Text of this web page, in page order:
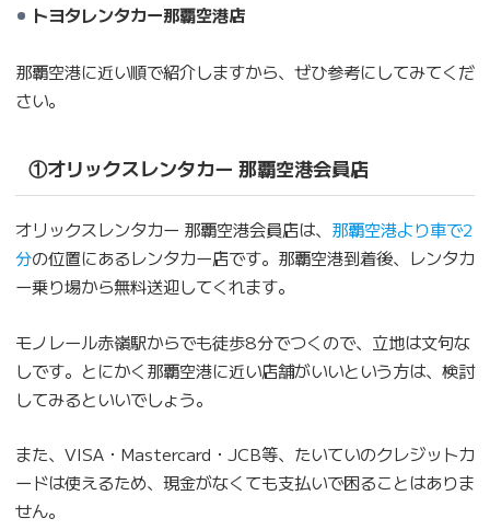
トヨタレンタカー那覇空港店
那覇空港に近い順で紹介しますから、ぜひ参考にしてみてくだ
さい。
①オリックスレンタカー 那覇空港会員店
オリックスレンタカー 那覇空港会員店は、 那覇空港より車で2
分の位置にあるレンタカー店です。那覇空港到着後、レンタカ
ー乗り場から無料送迎してくれます。
モノレール赤嶺駅からでも徒歩8分でつくので、立地は文句な
しです。とにかく那覇空港に近い店舗がいいという方は、検討
してみるといいでしょう。
また、VISA・Mastercard・JCB等、たいていのクレジットカ
ードは使えるため、現金がなくても支払いで困ることはありま
せん。